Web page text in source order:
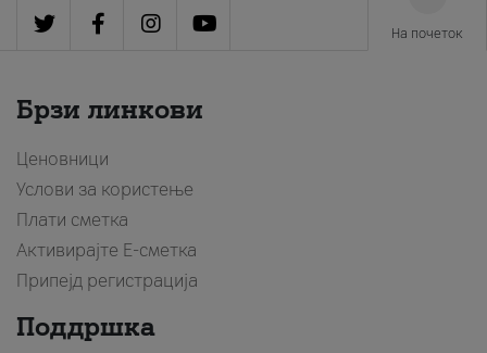
На почеток
Брзи линкови
Ценовници
Услови за користење
Плати сметка
Активирајте Е-сметка
Припејд регистрација
Поддршка